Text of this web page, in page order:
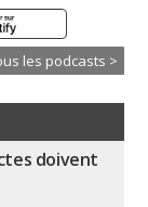
les podcasts >
doivent